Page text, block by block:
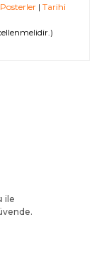
| Tarihi
ile